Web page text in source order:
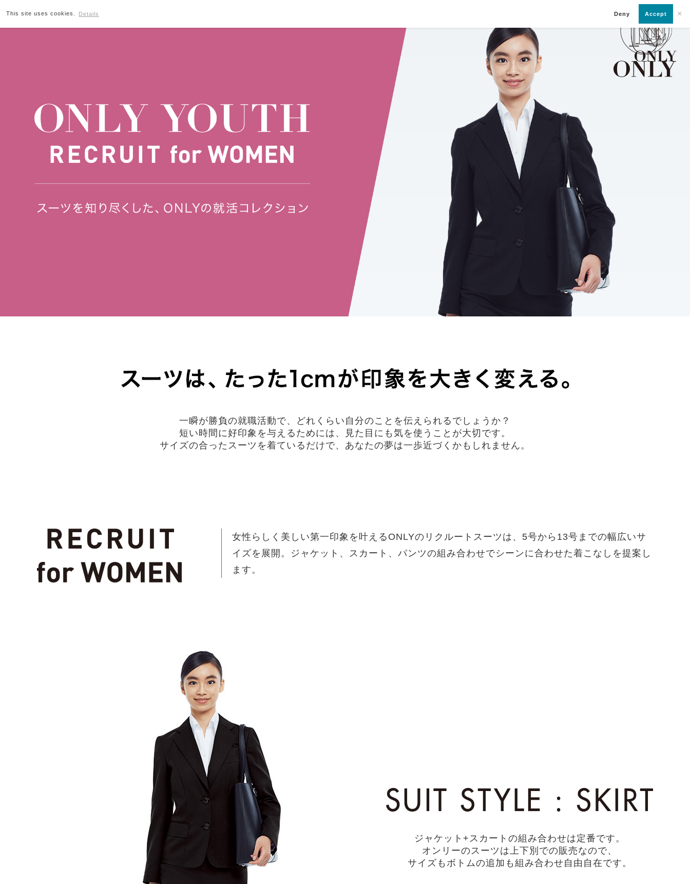
一瞬が勝負の就職活動で、どれくらい自分のことを伝えられるでしょうか？
短い時間に好印象を与えるためには、見た目にも気を使うことが大切です。
サイズの合ったスーツを着ているだけで、あなたの夢は一歩近づくかもしれません。
女性らしく美しい第一印象を叶えるONLYのリクルートスーツは、5号から13号までの幅広いサ
イズを展開。ジャケット、スカート、パンツの組み合わせでシーンに合わせた着こなしを提案し
ます。
ジャケット+スカートの組み合わせは定番です。
オンリーのスーツは上下別での販売なので、
サイズもボトムの追加も組み合わせ自由自在です。
This site uses cookies. Details Deny Accept ×